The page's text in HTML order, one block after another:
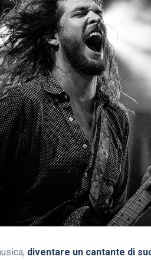
diventare un cantante di